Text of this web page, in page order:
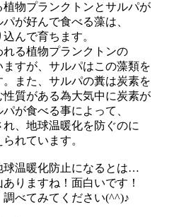
物プランクトンとサルパが
が好んで食べる藻は、
んで育ちます。
る植物プランクトンの
すが、サルパはこの藻類を
また、サルパの糞は炭素を
質がある為大気中に炭素が
が食べる事によって、
、地球温暖化を防ぐのに
れています。
球温暖化防止になるとは…
りますね！面白いです！
べてみてください(^^)♪